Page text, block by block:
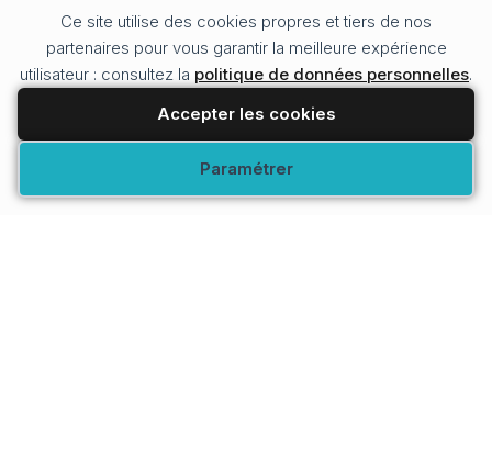
Ce site utilise des cookies propres et tiers de nos
partenaires pour vous garantir la meilleure expérience
utilisateur : consultez la politique de données personnelles.
Accepter les cookies
Paramétrer
Modifier vos préférences